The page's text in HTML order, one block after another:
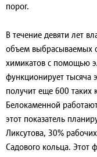
порог.
В течение девяти лет
объем выбрасываемых
химикатов с помощью
функционирует тысяча
получит еще 600 таких
Белокаменной
этот показатель
Ликсутова, 30%
Садового кольца. Этот